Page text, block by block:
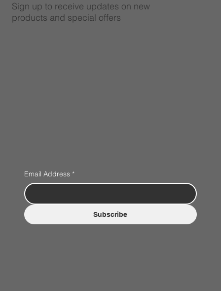
Sign up to receive updates on new
products and special offers
Email Address *
Subscribe